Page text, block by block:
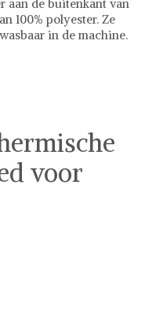
aan de buitenkant van
100% polyester. Ze
in de machine.
voor